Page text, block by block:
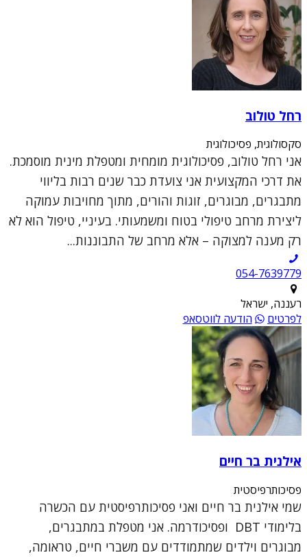
רחל טולוב
סקסולוגית, פסיכולוגית
אני רחל טולוב, פסיכולוגית מומחית ומטפלת מינית מוסמכת.
את דרכי המקצועית אני צועדת כבר שנים רבות בליווי
מתבגרים, מבוגרים, זוגות והורים, מתוך מחויבות עמוקה
ליצירת מרחב טיפולי בטוח ומשמעותי. בעיניי, טיפול הוא לא
רק מענה למצוקה – אלא מרחב של התבוננות...
054-7639779
רעננה, ישראל
לפרטים
הודעה לווטסאפ
אילנית בר חיים
פסיכותרפיסטית
שמי אילנית בר חיים ואני פסיכותרפיסטית עם הכשרה
בלימודי DBT ופסיכודרמה. אני מטפלת במתבגרים,
מבוגרים וילדים שמתמודדים עם משברי חיים, טראומה,